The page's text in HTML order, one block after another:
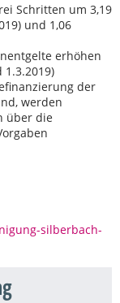
Schritten um 3,19
und 1,06
erhöhen
1.3.2019)
der
werden
über die
silberbach-